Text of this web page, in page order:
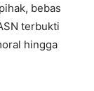
bebas
terbukti
hingga